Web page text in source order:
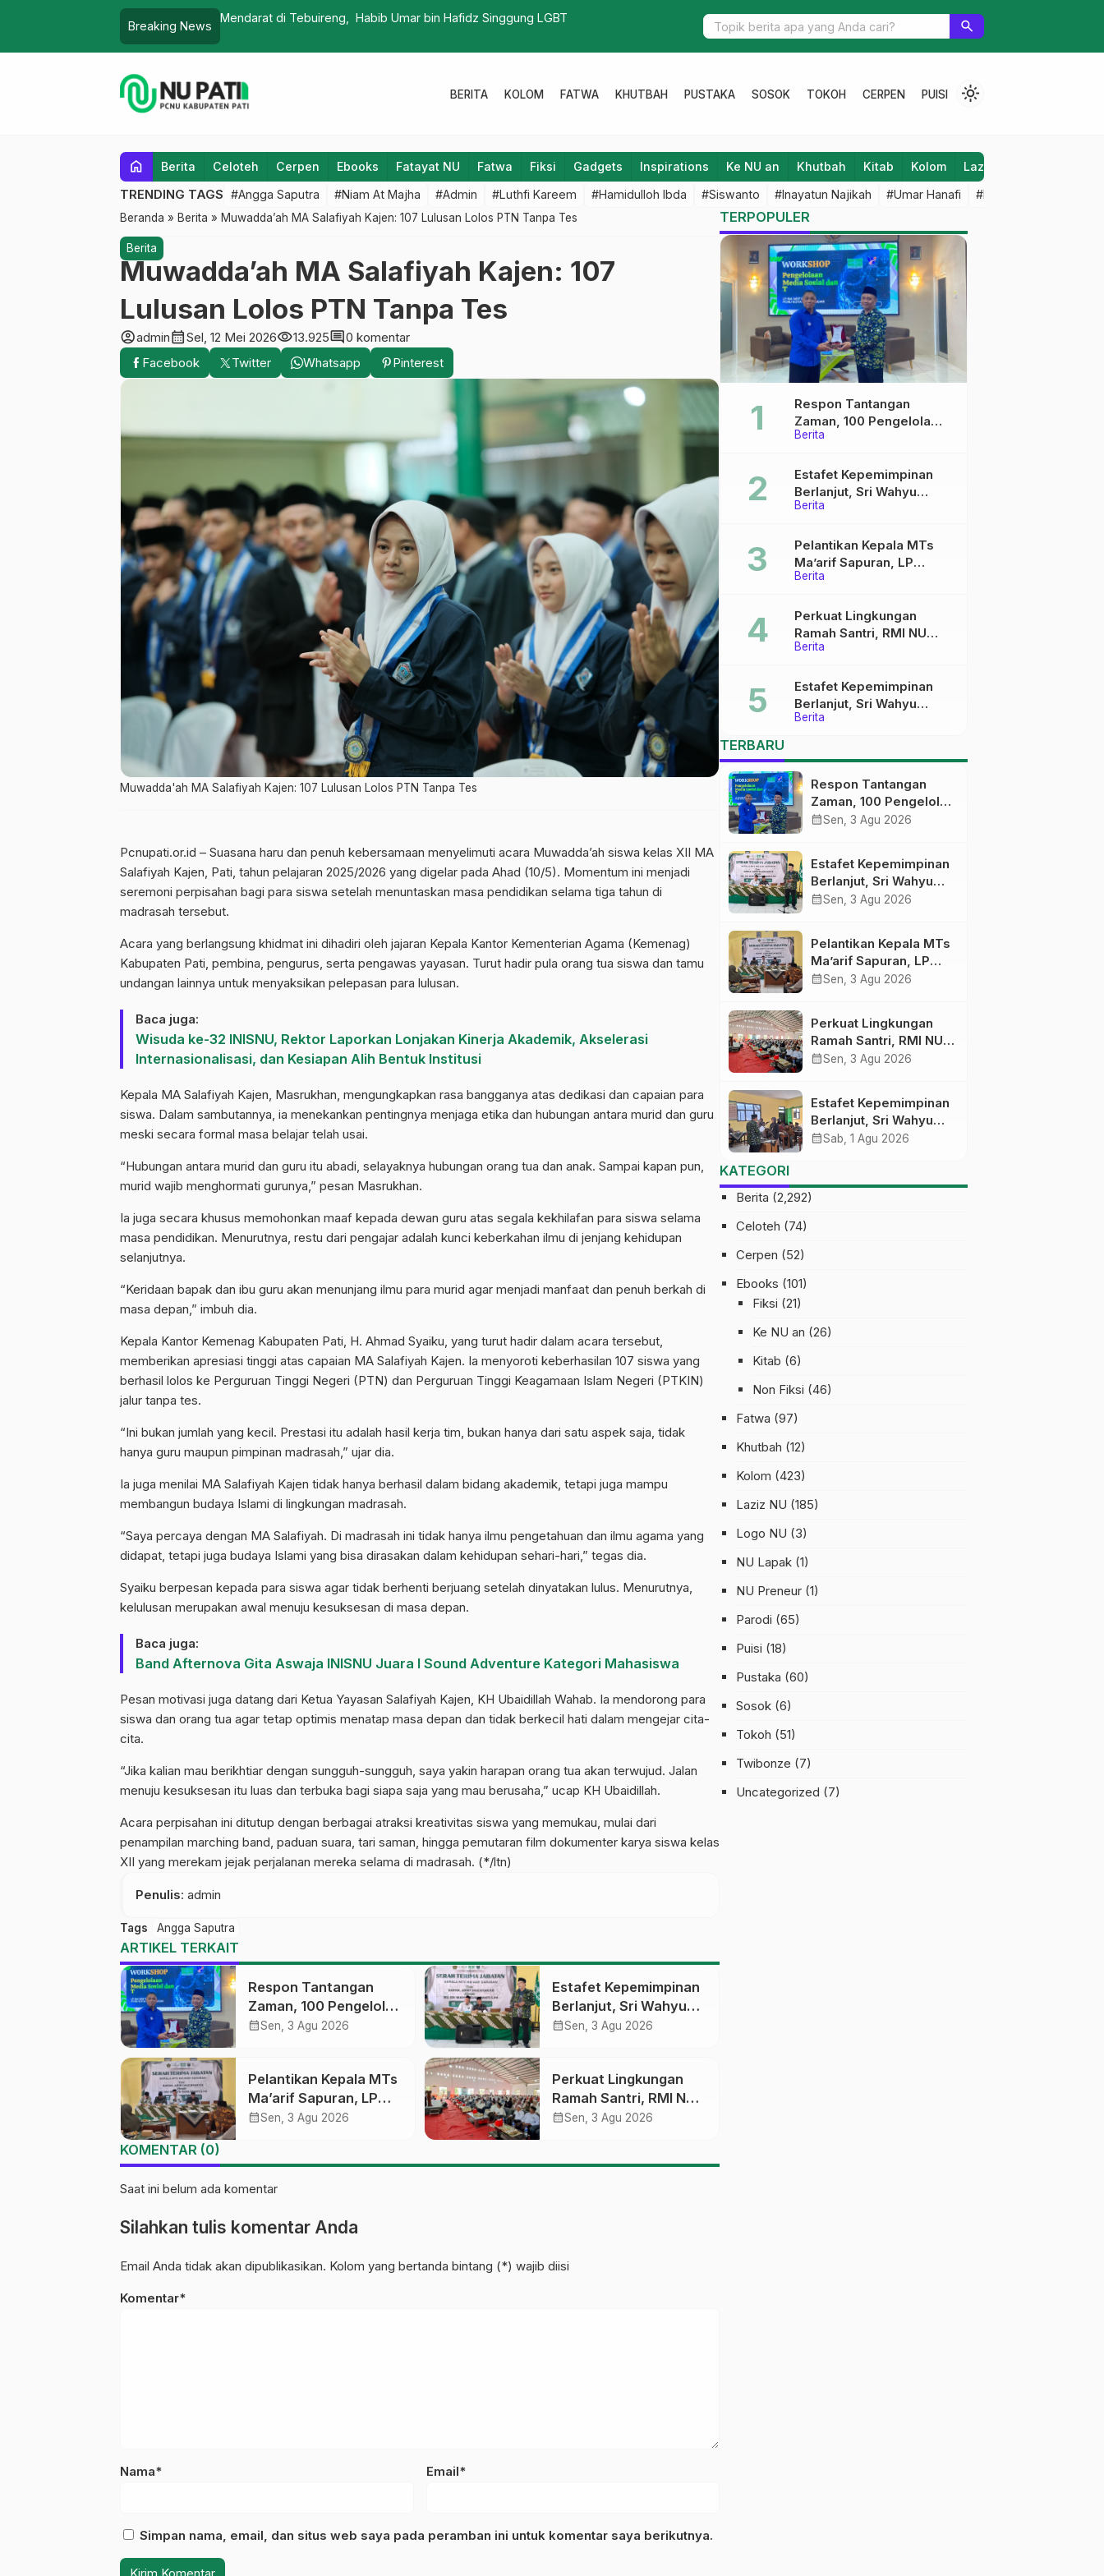
Breaking News
KH. Sirodj: Sosok Cerdas Pencetus Pondok Pesantren Wetan Banon
Peran NU dalam Menanggulangi Bencana
search
BERITA KOLOM FATWA KHUTBAH PUSTAKA SOSOK TOKOH CERPEN PUISI light_mode
home Berita Celoteh Cerpen Ebooks Fatayat NU Fatwa Fiksi Gadgets Inspirations Ke NU an Khutbah Kitab Kolom Laziz NU
TRENDING TAGS #Angga Saputra #Niam At Majha #Admin #Luthfi Kareem #Hamidulloh Ibda #Siswanto #Inayatun Najikah #Umar Hanafi #M Iqbal Dawami
Beranda » Berita » Muwadda’ah MA Salafiyah Kajen: 107 Lulusan Lolos PTN Tanpa Tes
Berita
Muwadda’ah MA Salafiyah Kajen: 107
Lulusan Lolos PTN Tanpa Tes
account_circleadmincalendar_monthSel, 12 Mei 2026visibility13.925comment0 komentar
Facebook
Twitter Whatsapp Pinterest
Muwadda'ah MA Salafiyah Kajen: 107 Lulusan Lolos PTN Tanpa Tes
Pcnupati.or.id – Suasana haru dan penuh kebersamaan menyelimuti acara Muwadda’ah siswa kelas XII MA
Salafiyah Kajen, Pati, tahun pelajaran 2025/2026 yang digelar pada Ahad (10/5). Momentum ini menjadi
seremoni perpisahan bagi para siswa setelah menuntaskan masa pendidikan selama tiga tahun di
madrasah tersebut.
​Acara yang berlangsung khidmat ini dihadiri oleh jajaran Kepala Kantor Kementerian Agama (Kemenag)
Kabupaten Pati, pembina, pengurus, serta pengawas yayasan. Turut hadir pula orang tua siswa dan tamu
undangan lainnya untuk menyaksikan pelepasan para lulusan.
Baca juga:
Wisuda ke-32 INISNU, Rektor Laporkan Lonjakan Kinerja Akademik, Akselerasi
Internasionalisasi, dan Kesiapan Alih Bentuk Institusi
​Kepala MA Salafiyah Kajen, Masrukhan, mengungkapkan rasa bangganya atas dedikasi dan capaian para
siswa. Dalam sambutannya, ia menekankan pentingnya menjaga etika dan hubungan antara murid dan guru
meski secara formal masa belajar telah usai.
​“Hubungan antara murid dan guru itu abadi, selayaknya hubungan orang tua dan anak. Sampai kapan pun,
murid wajib menghormati gurunya,” pesan Masrukhan.
​Ia juga secara khusus memohonkan maaf kepada dewan guru atas segala kekhilafan para siswa selama
masa pendidikan. Menurutnya, restu dari pengajar adalah kunci keberkahan ilmu di jenjang kehidupan
selanjutnya.
​“Keridaan bapak dan ibu guru akan menunjang ilmu para murid agar menjadi manfaat dan penuh berkah di
masa depan,” imbuh dia.
Kepala Kantor Kemenag Kabupaten Pati, H. Ahmad Syaiku, yang turut hadir dalam acara tersebut,
memberikan apresiasi tinggi atas capaian MA Salafiyah Kajen. Ia menyoroti keberhasilan 107 siswa yang
berhasil lolos ke Perguruan Tinggi Negeri (PTN) dan Perguruan Tinggi Keagamaan Islam Negeri (PTKIN)
jalur tanpa tes.
“Ini bukan jumlah yang kecil. Prestasi itu adalah hasil kerja tim, bukan hanya dari satu aspek saja, tidak
hanya guru maupun pimpinan madrasah,” ujar dia.
Ia juga menilai MA Salafiyah Kajen tidak hanya berhasil dalam bidang akademik, tetapi juga mampu
membangun budaya Islami di lingkungan madrasah.
“Saya percaya dengan MA Salafiyah. Di madrasah ini tidak hanya ilmu pengetahuan dan ilmu agama yang
didapat, tetapi juga budaya Islami yang bisa dirasakan dalam kehidupan sehari-hari,” tegas dia.
Syaiku berpesan kepada para siswa agar tidak berhenti berjuang setelah dinyatakan lulus. Menurutnya,
kelulusan merupakan awal menuju kesuksesan di masa depan.
Baca juga:
Band Afternova Gita Aswaja INISNU Juara I Sound Adventure Kategori Mahasiswa
Pesan motivasi juga datang dari Ketua Yayasan Salafiyah Kajen, KH Ubaidillah Wahab. Ia mendorong para
siswa dan orang tua agar tetap optimis menatap masa depan dan tidak berkecil hati dalam mengejar cita-
cita.
​“Jika kalian mau berikhtiar dengan sungguh-sungguh, saya yakin harapan orang tua akan terwujud. Jalan
menuju kesuksesan itu luas dan terbuka bagi siapa saja yang mau berusaha,” ucap KH Ubaidillah.
​Acara perpisahan ini ditutup dengan berbagai atraksi kreativitas siswa yang memukau, mulai dari
penampilan marching band, paduan suara, tari saman, hingga pemutaran film dokumenter karya siswa kelas
XII yang merekam jejak perjalanan mereka selama di madrasah. (*/ltn)
Penulis: admin
Tags Angga Saputra
ARTIKEL TERKAIT
Respon Tantangan
Zaman, 100 Pengelola
Medsos Sekolah
Digital
calendar_monthSen, 3 Agu 2026
Estafet Kepemimpinan
Berlanjut, Sri Wahyu
Susilowati Resmi
calendar_monthSen, 3 Agu 2026
Pelantikan Kepala MTs
Ma’arif Sapuran, LP
Ma’arif NU Wonosobo
calendar_monthSen, 3 Agu 2026
Perkuat Lingkungan
Ramah Santri, RMI NU
Gelar ‘Sambang
calendar_monthSen, 3 Agu 2026
KOMENTAR (0)
Saat ini belum ada komentar
Silahkan tulis komentar Anda
Email Anda tidak akan dipublikasikan. Kolom yang bertanda bintang (*) wajib diisi
Komentar*
Nama* Email*
Simpan nama, email, dan situs web saya pada peramban ini untuk komentar saya berikutnya.
TERPOPULER
Berita
Respon Tantangan
Zaman, 100 Pengelola
Medsos Sekolah Ma’arif
Pelatihan Literasi Digital
Berita
Estafet Kepemimpinan
Berlanjut, Sri Wahyu
Susilowati Resmi Pimpin
Berita
Pelantikan Kepala MTs
Ma’arif Sapuran, LP
Ma’arif NU Wonosobo
Kepemimpinan Nahdliyah
Berita
Perkuat Lingkungan
Ramah Santri, RMI NU
Gelar ‘Sambang
Berita
Estafet Kepemimpinan
Berlanjut, Sri Wahyu
Susilowati Resmi Pimpin
TERBARU
Respon Tantangan
Zaman, 100 Pengelola
Medsos Sekolah
Digital
calendar_monthSen, 3 Agu 2026
Estafet Kepemimpinan
Berlanjut, Sri Wahyu
Susilowati Resmi
calendar_monthSen, 3 Agu 2026
Pelantikan Kepala MTs
Ma’arif Sapuran, LP
Ma’arif NU Wonosobo
Kepemimpinan
Nahdliyah
calendar_monthSen, 3 Agu 2026
Perkuat Lingkungan
Ramah Santri, RMI NU
Gelar ‘Sambang
calendar_monthSen, 3 Agu 2026
Estafet Kepemimpinan
Berlanjut, Sri Wahyu
Susilowati Resmi
calendar_monthSab, 1 Agu 2026
KATEGORI
Berita (2,292)
Celoteh (74)
Cerpen (52)
Ebooks (101)
Fiksi (21)
Ke NU an (26)
Kitab (6)
Non Fiksi (46)
Fatwa (97)
Khutbah (12)
Kolom (423)
Laziz NU (185)
Logo NU (3)
NU Lapak (1)
NU Preneur (1)
Parodi (65)
Puisi (18)
Pustaka (60)
Sosok (6)
Tokoh (51)
Twibonze (7)
Uncategorized (7)